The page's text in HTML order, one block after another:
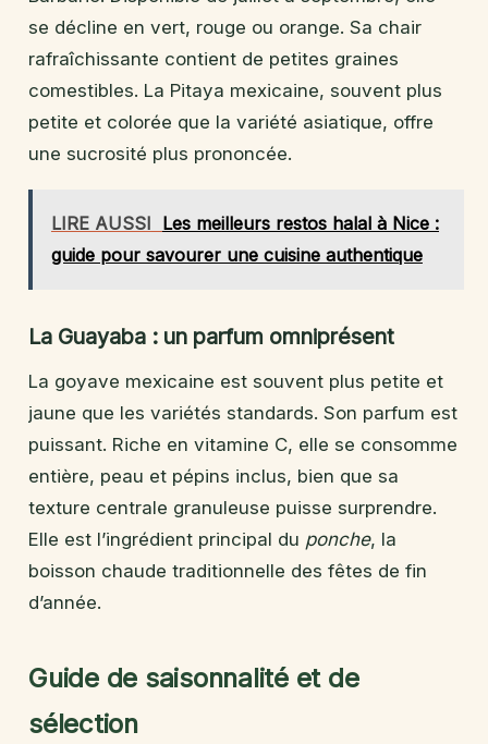
se décline en vert, rouge ou orange. Sa chair
rafraîchissante contient de petites graines
comestibles. La Pitaya mexicaine, souvent plus
petite et colorée que la variété asiatique, offre
une sucrosité plus prononcée.
LIRE AUSSI Les meilleurs restos halal à Nice :
guide pour savourer une cuisine authentique
La Guayaba : un parfum omniprésent
La goyave mexicaine est souvent plus petite et
jaune que les variétés standards. Son parfum est
puissant. Riche en vitamine C, elle se consomme
entière, peau et pépins inclus, bien que sa
texture centrale granuleuse puisse surprendre.
Elle est l’ingrédient principal du ponche, la
boisson chaude traditionnelle des fêtes de fin
d’année.
Guide de saisonnalité et de
sélection